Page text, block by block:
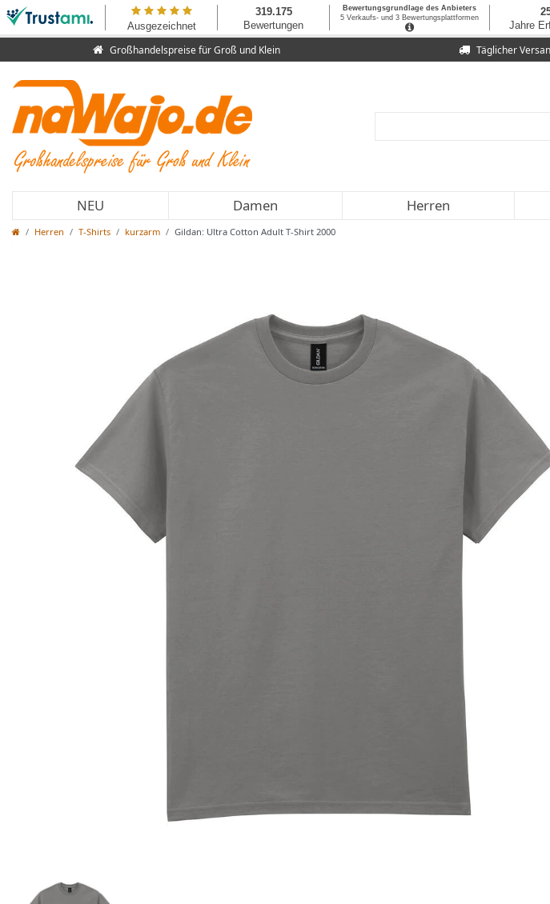
Täglicher
Großhandelspreise für Groß und Klein
NEU Damen Herren
Herren T-Shirts kurzarm Gildan: Ultra Cotton Adult T-Shirt 2000